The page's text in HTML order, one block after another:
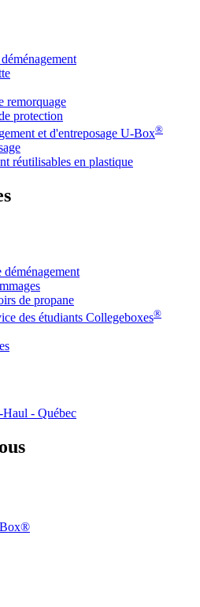
remorquage
protection
et d'entreposage U-Box®
réutilisables en plastique
déménagement
de propane
des étudiants Collegeboxes®
Haul - Québec
Box®